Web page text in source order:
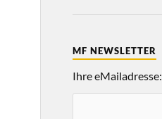
MF NEWSLETTER
Ihre eMailadresse: